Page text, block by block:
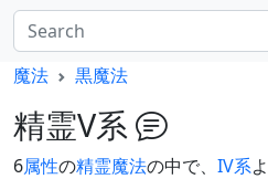
魔法 黒魔法
精霊V系
6属性の精霊魔法の中で、 IV系